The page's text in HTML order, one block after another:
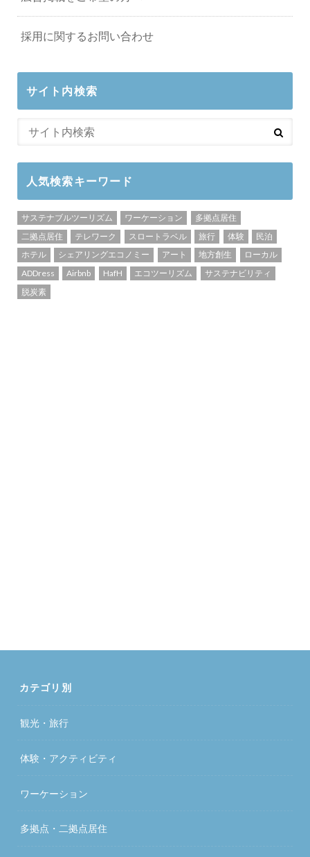
採用に関するお問い合わせ
サイト内検索
人気検索キーワード
サステナブルツーリズム ワーケーション
多拠点居住
二拠点居住
テレワーク スロートラベル 旅行 体験
民泊
ホテル
シェアリングエコノミー アート 地方創生
ローカル
ADDress
Airbnb HafH エコツーリズム
サステナビリティ
脱炭素
カテゴリ別
観光・旅行
体験・アクティビティ
ワーケーション
多拠点・二拠点居住